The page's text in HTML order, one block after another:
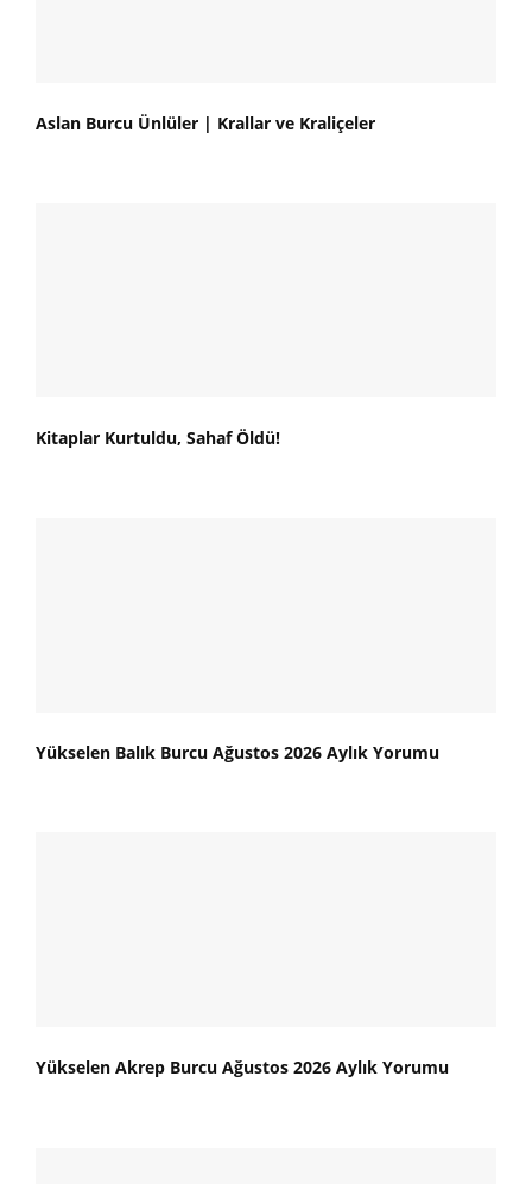
Aslan Burcu Ünlüler | Krallar ve Kraliçeler
Kitaplar Kurtuldu, Sahaf Öldü!
Yükselen Balık Burcu Ağustos 2026 Aylık Yorumu
Yükselen Akrep Burcu Ağustos 2026 Aylık Yorumu